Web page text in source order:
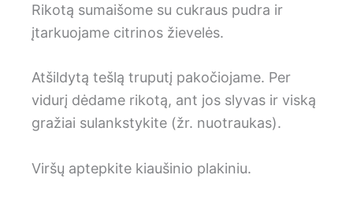
Rikotą sumaišome su cukraus pudra ir
įtarkuojame citrinos žievelės.
Atšildytą tešlą truputį pakočiojame. Per
vidurį dėdame rikotą, ant jos slyvas ir viską
gražiai sulankstykite (žr. nuotraukas).
Viršų aptepkite kiaušinio plakiniu.